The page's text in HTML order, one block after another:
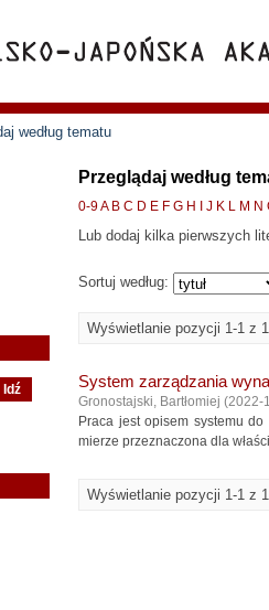
według tematu
Przeglądaj według
0-9A B C D E F G H J K L M N
Lub dodaj kilka pierwszych
Sortuj według:
Wyświetlanie pozycji 1-1 z 1
System zarządzania
Gronostajski, Bartłomiej (2022-
Praca jest opisem systemu
mierze przeznaczona dla
Wyświetlanie pozycji 1-1 z 1